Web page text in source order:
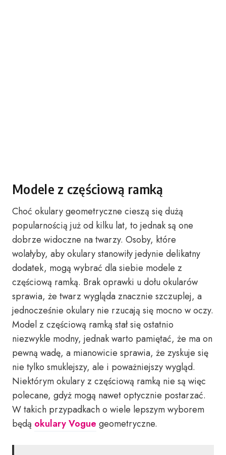
Modele z częściową ramką
Choć okulary geometryczne cieszą się dużą
popularnością już od kilku lat, to jednak są one
dobrze widoczne na twarzy. Osoby, które
wolałyby, aby okulary stanowiły jedynie delikatny
dodatek, mogą wybrać dla siebie modele z
częściową ramką. Brak oprawki u dołu okularów
sprawia, że twarz wygląda znacznie szczuplej, a
jednocześnie okulary nie rzucają się mocno w oczy.
Model z częściową ramką stał się ostatnio
niezwykle modny, jednak warto pamiętać, że ma on
pewną wadę, a mianowicie sprawia, że zyskuje się
nie tylko smuklejszy, ale i poważniejszy wygląd.
Niektórym okulary z częściową ramką nie są więc
polecane, gdyż mogą nawet optycznie postarzać.
W takich przypadkach o wiele lepszym wyborem
będą okulary Vogue geometryczne.